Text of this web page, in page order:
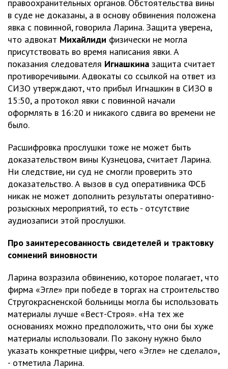
правоохранительных органов. Обстоятельства вины
в суде не доказаны, а в основу обвинения положена
явка с повинной, говорила Ларина. Защита уверена,
что адвокат Михайлиди физически не могла
присутствовать во время написания явки. А
показания следователя Игнашкина защита считает
противоречивыми. Адвокаты со ссылкой на ответ из
СИЗО утверждают, что прибыл Игнашкин в СИЗО в
15:50, а протокол явки с повинной начали
оформлять в 16:20 и никакого сдвига во времени не
было.
Расшифровка прослушки тоже не может быть
доказательством вины Кузнецова, считает Ларина.
Ни следствие, ни суд не смогли проверить это
доказательство. А вызов в суд оперативника ФСБ
никак не может дополнить результаты оперативно-
розыскных мероприятий, то есть - отсутствие
аудиозаписи этой прослушки.
Про заинтересованность свидетелей и трактовку
сомнений виновности
Ларина возразила обвинению, которое полагает, что
фирма «Эгле» при победе в торгах на строительство
Стругокрасненской больницы могла бы использовать
материалы лучше «Вест-Строя». «На тех же
основаниях можно предположить, что они бы хуже
материалы использовали. По закону нужно было
указать конкретные цифры, чего «Эгле» не сделало»,
- отметила Ларина.